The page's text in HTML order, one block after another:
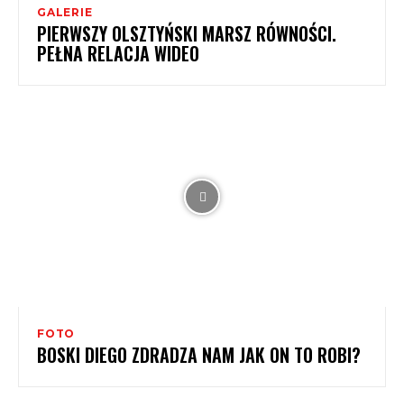
GALERIE
PIERWSZY OLSZTYŃSKI MARSZ RÓWNOŚCI.
PEŁNA RELACJA WIDEO
FOTO
BOSKI DIEGO ZDRADZA NAM JAK ON TO ROBI?